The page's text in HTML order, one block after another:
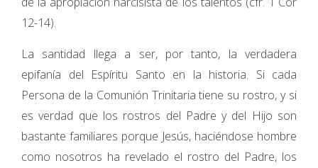
12-14).
La santidad llega a ser, por tanto, la verdadera
epifanía del Espíritu Santo en la historia. Si cada
Persona de la Comunión Trinitaria tiene su rostro, y si
es verdad que los rostros del Padre y del Hijo son
bastante familiares porque Jesús, haciéndose hombre
como nosotros ha revelado el rostro del Padre, los